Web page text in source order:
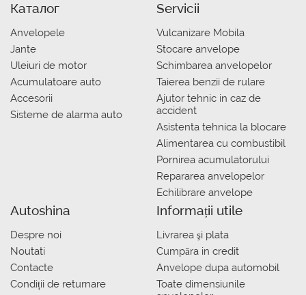
Каталог
Anvelopele
Jante
Uleiuri de motor
Acumulatoare auto
Accesorii
Sisteme de alarma auto
Servicii
Vulcanizare Mobila
Stocare anvelope
Schimbarea anvelopelor
Taierea benzii de rulare
Ajutor tehnic in caz de
accident
Asistenta tehnica la blocare
Alimentarea cu combustibil
Pornirea acumulatorului
Repararea anvelopelor
Echilibrare anvelope
Autoshina
Despre noi
Noutati
Contacte
Condiții de returnare
Informații utile
Livrarea şi plata
Сumpăra in credit
Anvelope dupa automobil
Toate dimensiunile